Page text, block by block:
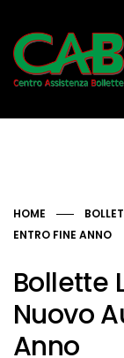
HOME
ENTRO FINE ANNO
Bollette
Nuovo
Anno